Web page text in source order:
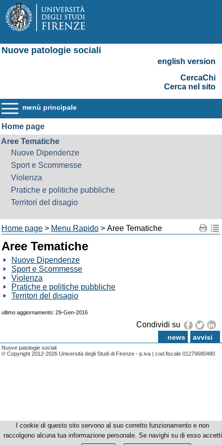
Nuove patologie sociali
english version
CercaChi
Cerca nel sito
menù principale
Home page
Aree Tematiche
Nuove Dipendenze
Sport e Scommesse
Violenza
Pratiche e politiche pubbliche
Territori del disagio
Home page > Menu Rapido > Aree Tematiche
Aree Tematiche
Nuove Dipendenze
Sport e Scommesse
Violenza
Pratiche e politiche pubbliche
Territori del disagio
ultimo aggiornamento: 29-Gen-2016
Condividi su
news avvisi
Nuove patologie sociali
© Copyright 2012-2026 Università degli Studi di Firenze - p.iva | cod.fiscale 01279680480
I cookie di questo sito servono al suo corretto funzionamento e non
raccolgono alcuna tua informazione personale. Se navighi su di esso accetti